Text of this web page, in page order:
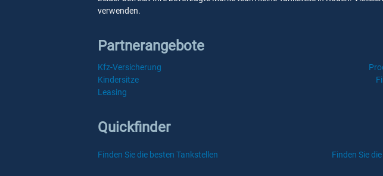
verwenden.
Partnerangebote
Kfz-Versicherung
Kindersitze
Leasing
Quickfinder
Finden Sie die besten Tankstellen Finden Sie